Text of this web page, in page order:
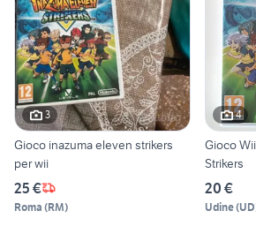
3
Gioco inazuma eleven strikers
per wii
25 €
Roma (RM)
4
Gioco Wii - Inazuma
Strikers
20 €
Udine(UD